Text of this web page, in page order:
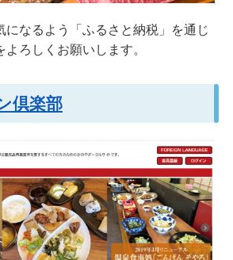
になるよう「ふるさと納税」を通じ
ろしくお願いします。
倶楽部